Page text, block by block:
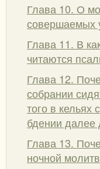
Глава 10. О
совершаемых
Глава 11. В
читаются
Глава 12.
собрании
того в кельях
бдении далее
Глава 13.
ночной